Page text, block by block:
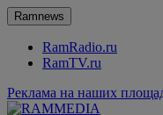
Ramnews
RamRadio.ru
RamTV.ru
Реклама на наших